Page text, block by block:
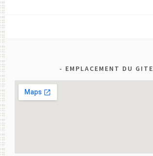
EMPLACEMENT DU GITE